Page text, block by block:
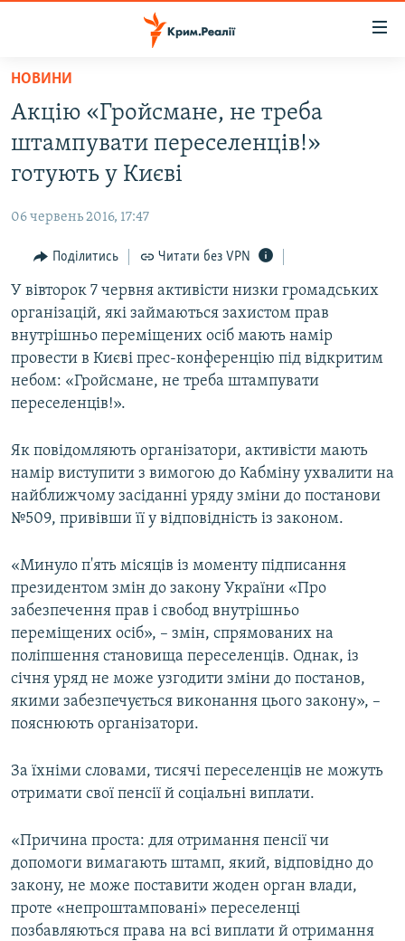
Перейти
основного
матеріалу
до
основної
навігації
Перейти
пошуку
ВОДА.КРИМ
ВІДЕО ТА ФОТО
БЛОГИ
ПОГЛЯД
ІНТЕРВ'Ю
ВСЕ ЗА ДЕНЬ
СПЕЦПРОЕКТИ
ДЕПОРТАЦІЯ
СВІДЧЕННЯ ОКУПАЦІЇ
УКРАЇНСЬКА ПРОБЛЕМА КРИМУ
ІНФОГРАФІКА
ЯК ОБІЙТИ БЛОКУВАННЯ
Qırımtatar
ДОЛУЧАЙСЯ!
Усі сайти RFE/RL
НОВИНИ
Акцію «Гройсмане, не треба
штампувати переселенців!»
готують у Києві
06 червень 2016, 17:47
Поділитись Читати без VPN
У вівторок 7 червня активісти низки громадських
організацій, які займаються захистом прав
внутрішньо переміщених осіб мають намір
провести в Києві прес-конференцію під відкритим
небом: «Гройсмане, не треба штампувати
переселенців!».
Як повідомляють організатори, активісти мають
намір виступити з вимогою до Кабміну ухвалити на
найближчому засіданні уряду зміни до постанови
№509, привівши її у відповідність із законом.
«Минуло п'ять місяців із моменту підписання
президентом змін до закону України «Про
забезпечення прав і свобод внутрішньо
переміщених осіб», – змін, спрямованих на
поліпшення становища переселенців. Однак, із
січня уряд не може узгодити зміни до постанов,
якими забезпечується виконання цього закону», –
пояснюють організатори.
За їхніми словами, тисячі переселенців не можуть
отримати свої пенсії й соціальні виплати.
«Причина проста: для отримання пенсії чи
допомоги вимагають штамп, який, відповідно до
закону, не може поставити жоден орган влади,
проте «непроштамповані» переселенці
позбавляються права на всі виплати й отримання